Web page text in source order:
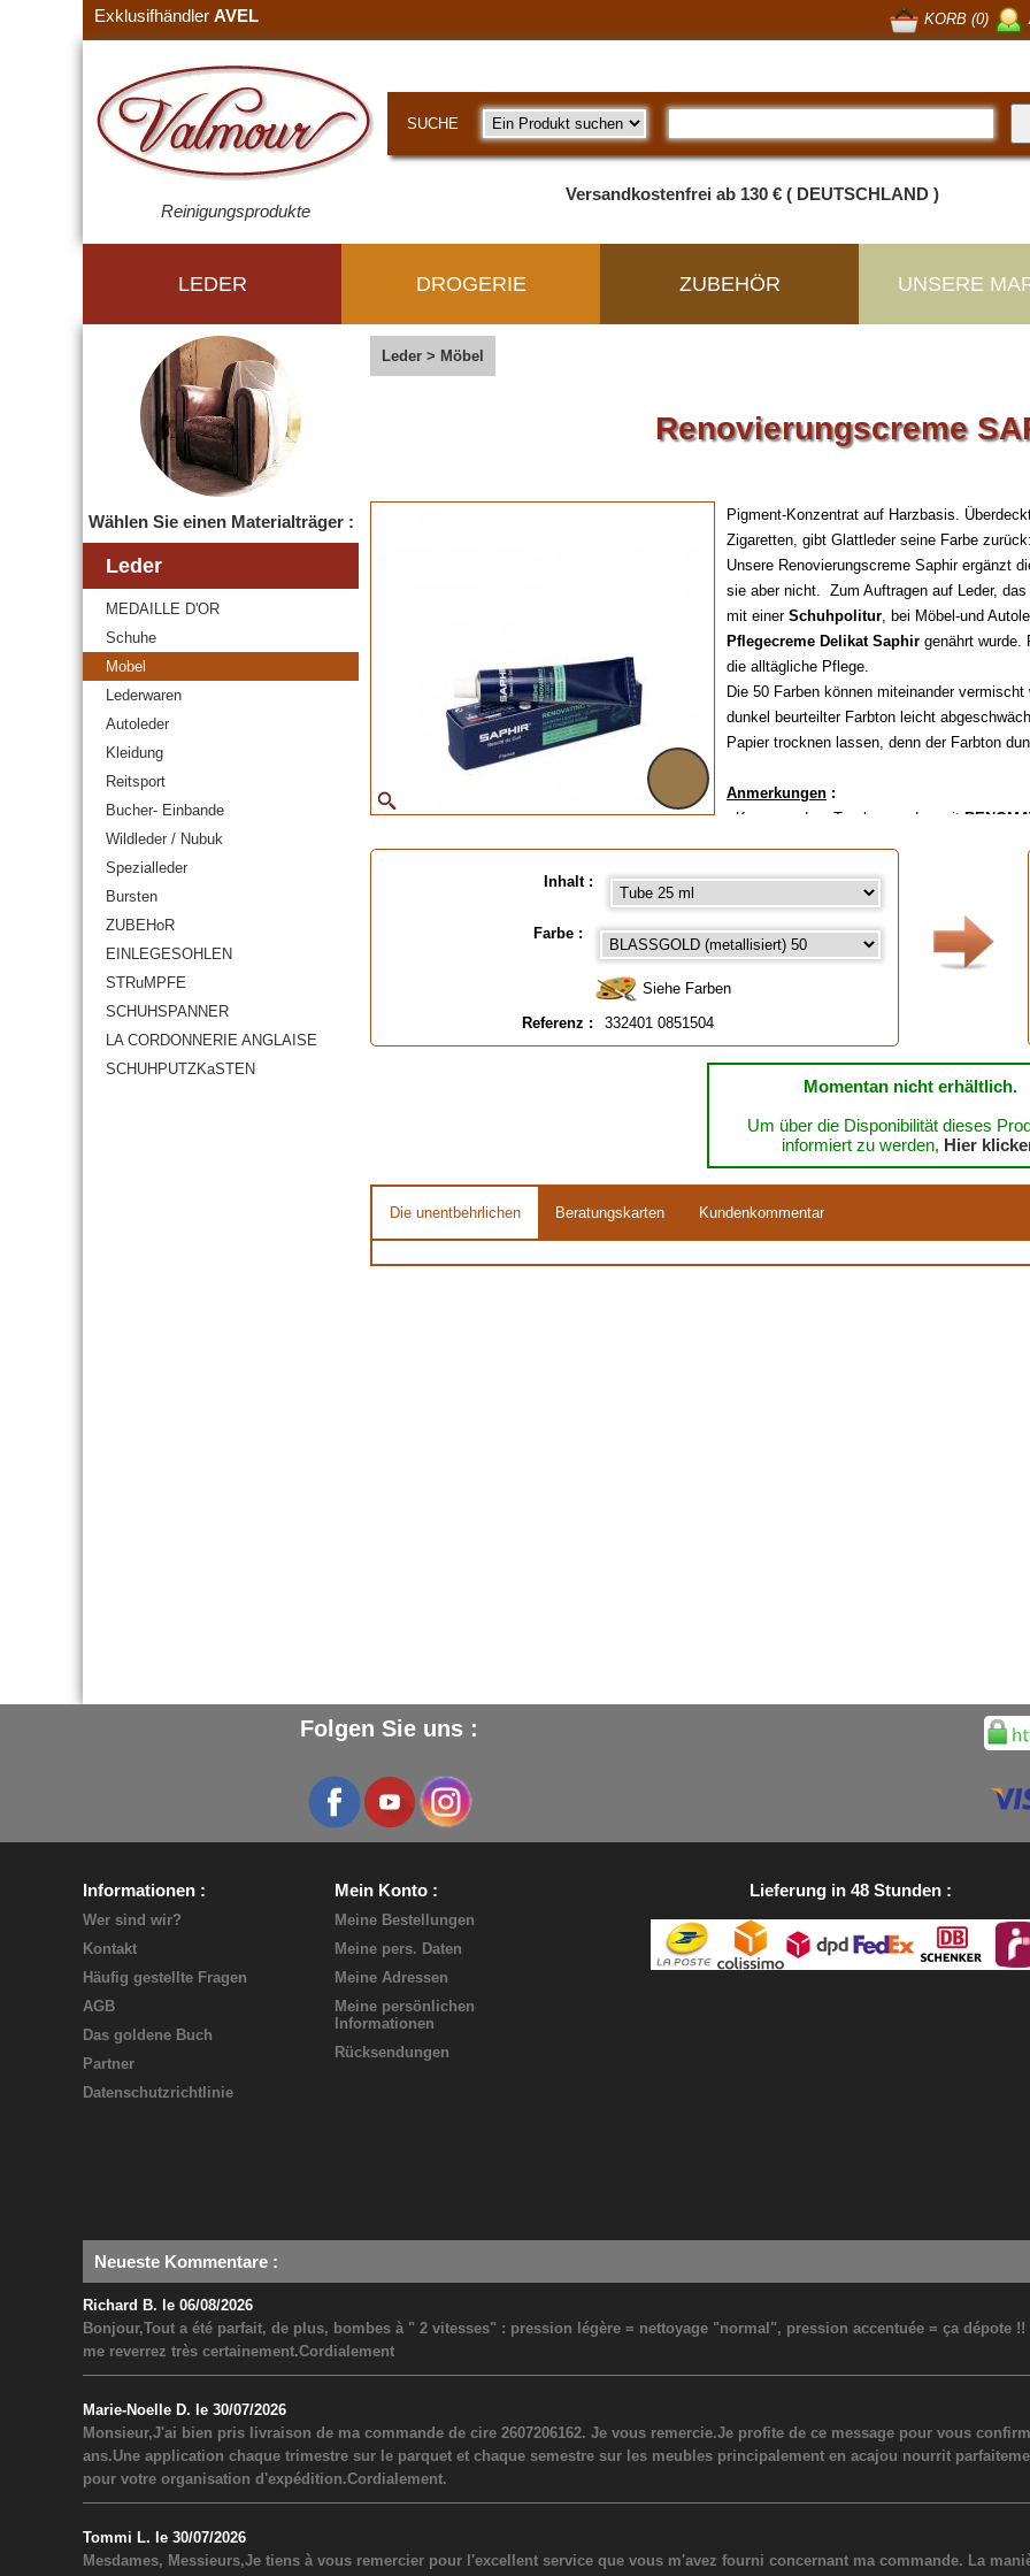
Exklusifhändler AVEL KORB (0)
Reinigungsprodukte
SUCHE
Versandkostenfrei ab 130 € ( DEUTSCHLAND )
LEDER DROGERIE ZUBEHÖR UNSERE
Wählen Sie einen Materialträger :
Leder
MEDAILLE D'OR
Schuhe
Mobel
Lederwaren
Autoleder
Kleidung
Reitsport
Bucher- Einbande
Wildleder / Nubuk
Spezialleder
Bursten
ZUBEHoR
EINLEGESOHLEN
STRuMPFE
SCHUHSPANNER
LA CORDONNERIE ANGLAISE
SCHUHPUTZKaSTEN
Leder > Möbel
Renovierungscreme
Pigment-Konzentrat auf Harzbasis.
Zigaretten, gibt Glattleder seine Farbe
Unsere Renovierungscreme Saphir ergänzt
sie aber nicht. Zum Auftragen auf Leder,
mit einer Schuhpolitur, bei Möbel-und
Pflegecreme Delikat Saphir genährt wurde.
die alltägliche Pflege.
Die 50 Farben können miteinander
dunkel beurteilter Farbton leicht
Papier trocknen lassen, denn der Farbton
Anmerkungen :
- Kann vor dem Trockenwerden mit
- Einfaches Auftragen mit dem Finger oder
- Erhältlich in Tuben oder Glasbehältern
( Für die Farbauswahl bitte auf die
Verfügbar in: Tube 25 ml, Glas 25 ml
Inhalt :
Farbe :
Siehe Farben
Referenz : 332401 0851504
Momentan nicht erhältlich.
Um über die Disponibilität dieses
informiert zu werden, Hier
Die unentbehrlichen Beratungskarten Kundenkommentar
Folgen Sie uns :
Informationen
Wer sind wir?
Kontakt
Häufig gestellte Fragen
AGB
Das goldene Buch
Partner
Datenschutzrichtlinie
Mein Konto
Meine Bestellungen
Meine pers. Daten
Meine Adressen
Meine persönlichen
Informationen
Rücksendungen
Lieferung in 48 Stunden
Neueste Kommentare :
Richard B. le 06/08/2026
Bonjour,Tout a été parfait, de plus, bombes à " 2 vitesses" : pression légère = nettoyage "normal", pression accentuée = ça dépote
me reverrez très certainement.Cordialement
Marie-Noelle D. le 30/07/2026
Monsieur,J'ai bien pris livraison de ma commande de cire 2607206162. Je vous remercie.Je profite de ce message pour vous
ans.Une application chaque trimestre sur le parquet et chaque semestre sur les meubles principalement en acajou nourrit
pour votre organisation d'expédition.Cordialement.
Tommi L. le 30/07/2026
Mesdames, Messieurs,Je tiens à vous remercier pour l'excellent service que vous m'avez fourni concernant ma commande. La